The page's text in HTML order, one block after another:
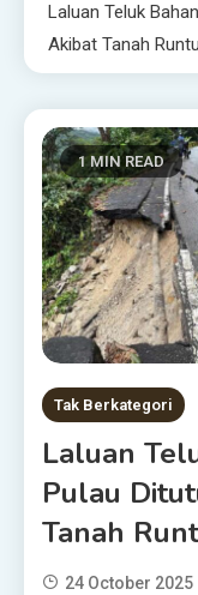
Laluan Teluk
Akibat Tanah
1 MIN READ
Tak Berkategori
Laluan
Pulau
Tanah
24 October 2025